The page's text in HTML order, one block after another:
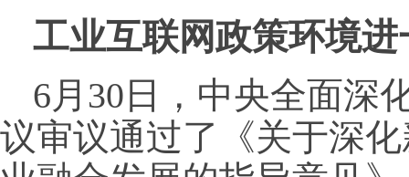
工业互联网政策环境进
6月30日，中央全面深
议审议通过了《关于深